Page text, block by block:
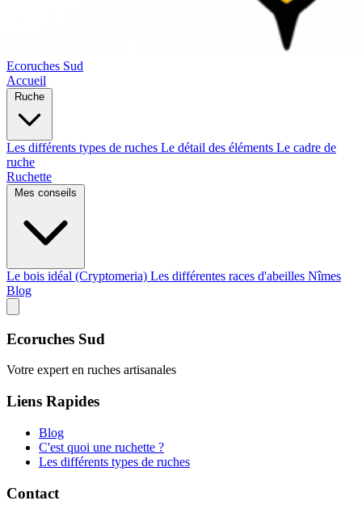
Ecoruches Sud
Accueil
Les différents types de ruches Le détail des éléments Le cadre de
ruche
Ruchette
Le bois idéal (Cryptomeria) Les différentes races d'abeilles Nîmes
Blog
Ecoruches Sud
Votre expert en ruches artisanales
Liens Rapides
Blog
C'est quoi une ruchette ?
Les différents types de ruches
Contact